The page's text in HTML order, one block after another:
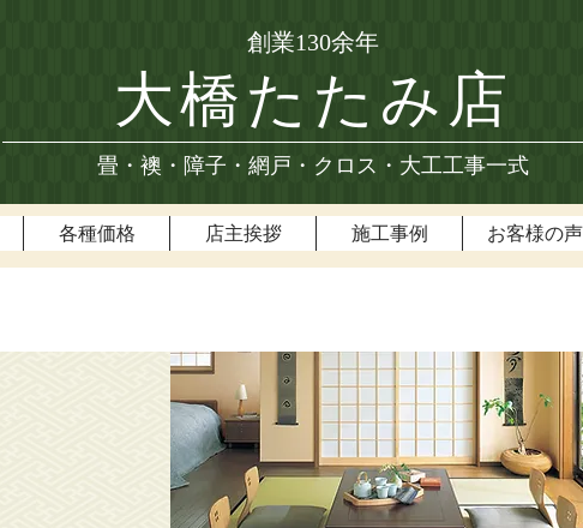
創業130余年
大橋たたみ店
畳・襖・障子・網戸・クロス・大工工事一式
各種価格 店主挨拶 施工事例 お客様の声